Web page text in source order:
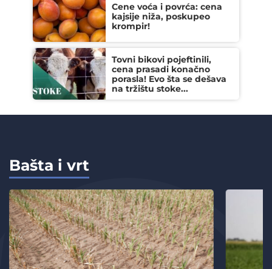
Cene voća i povrća: cena
kajsije niža, poskupeo
krompir!
Tovni bikovi pojeftinili,
cena prasadi konačno
porasla! Evo šta se dešava
na tržištu stoke...
Bašta i vrt